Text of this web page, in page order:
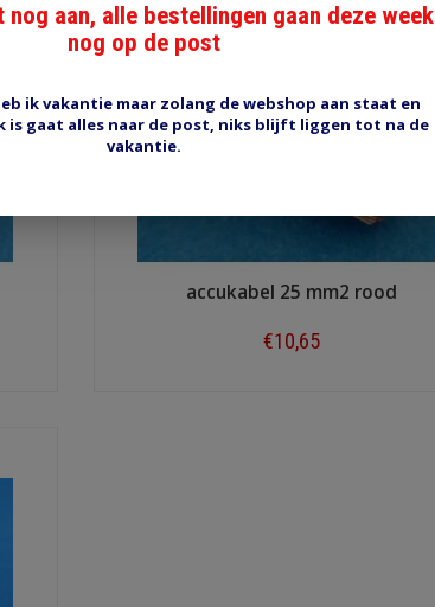
accukabel 25 mm2 rood
€10,65
nog aan, alle bestellingen gaan deze week
nog op de post
ik vakantie maar zolang de webshop aan staat en
is gaat alles naar de post, niks blijft liggen tot na de
vakantie.